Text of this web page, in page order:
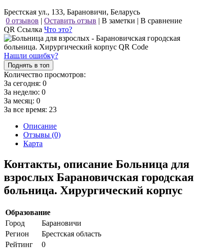
Брестская ул., 133, Барановичи, Беларусь
0 отзывов | Оставить отзыв | В заметки | В сравнение
QR Ссылка Что это?
Нашли ошибку?
Поднять в топ
Количество просмотров:
За сегодня: 0
За неделю: 0
За месяц: 0
За все время: 23
Описание
Отзывы (0)
Карта
Контакты, описание Больница для
взрослых Барановичская городская
больница. Хирургический корпус
Образование
Город
Барановичи
Регион
Брестская область
Рейтинг
0